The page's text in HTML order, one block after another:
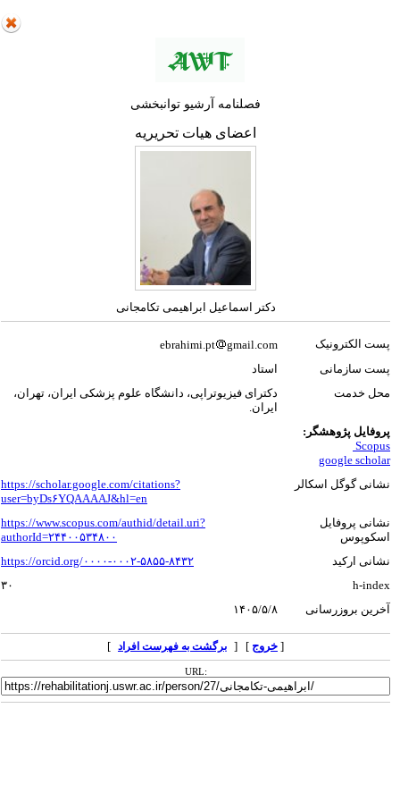
فصلنامه آرشیو توانبخشی
اعضای هیات تحریریه
دکتر اسماعیل ابراهیمی تکامجانی
پست الکترونیک ebrahimi.pt
gmail.com
پست سازمانی
استاد
محل خدمت
دکترای فیزیوتراپی، دانشگاه علوم پزشکی ایران، تهران،
ایران.
پروفایل پژوهشگر:
Scopus
google scholar
نشانی گوگل اسکالر
https://scholar.google.com/citations?
user=byDs۶YQAAAAJ&hl=en
نشانی پروفایل
اسکوپوس
https://www.scopus.com/authid/detail.uri?
authorId=۲۴۴۰۰۵۳۴۸۰۰
نشانی ارکید
https://orcid.org/۰۰۰۰-۰۰۰۲-۵۸۵۵-۸۴۳۲
h-index
۳۰
آخرین بروزرسانی
۱۴۰۵/۵/۸
خروج] [ برگشت به فهرست افراد ]
URL: